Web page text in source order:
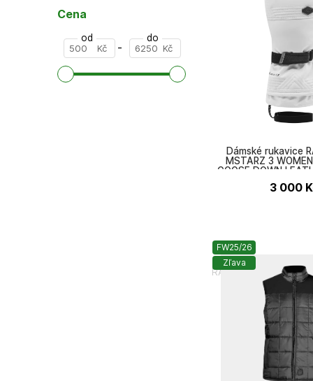
RACER 1927
Dámské rukavice
MSTARZ 3
GOOSE DOWN
3 000
FW25/26
Zľava
Cena
od
Kč -
do
Kč